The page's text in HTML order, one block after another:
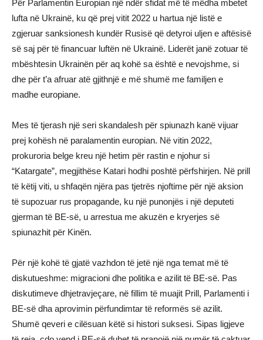
Për Parlamentin Europian një ndër sfidat më të mëdha mbetet
lufta në Ukrainë, ku që prej vitit 2022 u hartua një listë e
zgjeruar sanksionesh kundër Rusisë që detyroi uljen e aftësisë
së saj për të financuar luftën në Ukrainë. Liderët janë zotuar të
mbështesin Ukrainën për aq kohë sa është e nevojshme, si
dhe për t’a afruar atë gjithnjë e më shumë me familjen e
madhe europiane.
Mes të tjerash një seri skandalesh për spiunazh kanë vijuar
prej kohësh në paralamentin europian. Në vitin 2022,
prokuroria belge kreu një hetim për rastin e njohur si
“Katargate”, megjithëse Katari hodhi poshtë përfshirjen. Në prill
të këtij viti, u shfaqën njëra pas tjetrës njoftime për një aksion
të supozuar rus propagande, ku një punonjës i një deputeti
gjerman të BE-së, u arrestua me akuzën e kryerjes së
spiunazhit për Kinën.
Për një kohë të gjatë vazhdon të jetë një nga temat më të
diskutueshme: migracioni dhe politika e azilit të BE-së. Pas
diskutimeve dhjetravjeçare, në fillim të muajit Prill, Parlamenti i
BE-së dha aprovimin përfundimtar të reformës së azilit.
Shumë qeveri e cilësuan këtë si histori suksesi. Sipas ligjeve